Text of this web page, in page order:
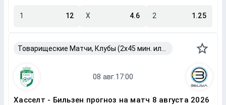
1 12 X 4.6 2 1.25
Хасселт - Бильзен прогноз на матч 8 августа 2026